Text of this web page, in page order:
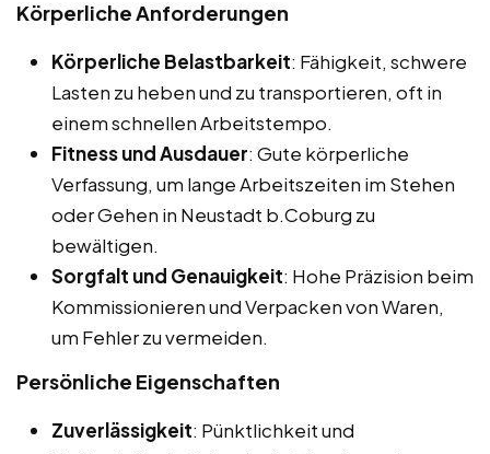
Körperliche Anforderungen
Körperliche Belastbarkeit: Fähigkeit, schwere
Lasten zu heben und zu transportieren, oft in
einem schnellen Arbeitstempo.
Fitness und Ausdauer: Gute körperliche
Verfassung, um lange Arbeitszeiten im Stehen
oder Gehen in Neustadt b.Coburg zu
bewältigen.
Sorgfalt und Genauigkeit: Hohe Präzision beim
Kommissionieren und Verpacken von Waren,
um Fehler zu vermeiden.
Persönliche Eigenschaften
Zuverlässigkeit: Pünktlichkeit und